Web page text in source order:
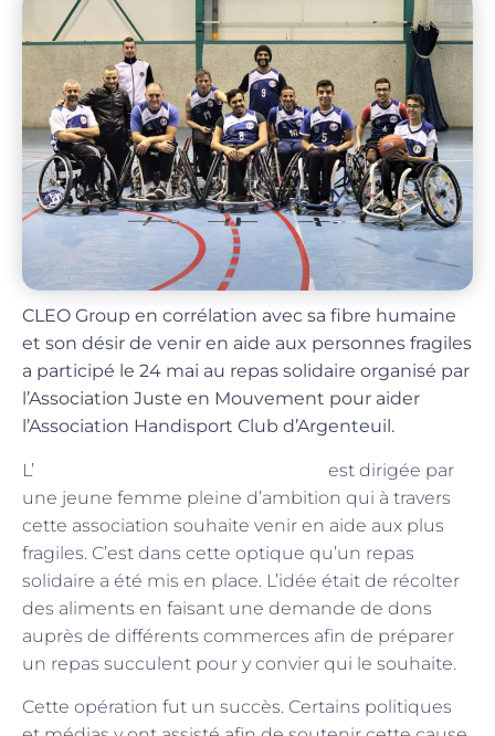
CLEO Group en corrélation avec sa fibre humaine
et son désir de venir en aide aux personnes fragiles
a participé le 24 mai au repas solidaire organisé par
l’Association Juste en Mouvement pour aider
l’Association Handisport Club d’Argenteuil.
L’
est dirigée par
une jeune femme pleine d’ambition qui à travers
cette association souhaite venir en aide aux plus
fragiles. C’est dans cette optique qu’un repas
solidaire a été mis en place. L’idée était de récolter
des aliments en faisant une demande de dons
auprès de différents commerces afin de préparer
un repas succulent pour y convier qui le souhaite.
Cette opération fut un succès. Certains politiques